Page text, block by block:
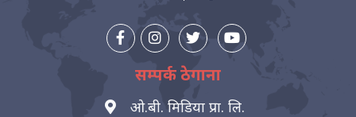
सम्पर्क ठेगाना
ओ.बी. मिडिया प्रा. लि.